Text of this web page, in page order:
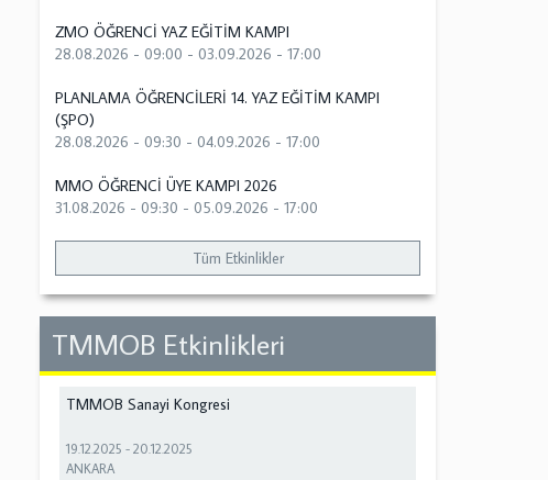
ZMO ÖĞRENCİ YAZ EĞİTİM KAMPI
28.08.2026 - 09:00 -03.09.2026 - 17:00
PLANLAMA ÖĞRENCİLERİ 14. YAZ EĞİTİM KAMPI
(ŞPO)
28.08.2026 - 09:30 -04.09.2026 - 17:00
MMO ÖĞRENCİ ÜYE KAMPI 2026
31.08.2026 - 09:30 -05.09.2026 - 17:00
Tüm Etkinlikler
TMMOB Etkinlikleri
TMMOB Sanayi Kongresi
19.12.2025 -20.12.2025
ANKARA